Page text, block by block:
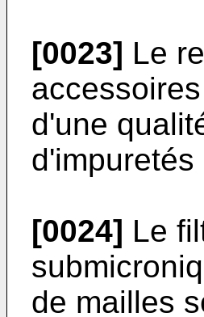
[0023] Le
d'une
[0024] Le
de mailles